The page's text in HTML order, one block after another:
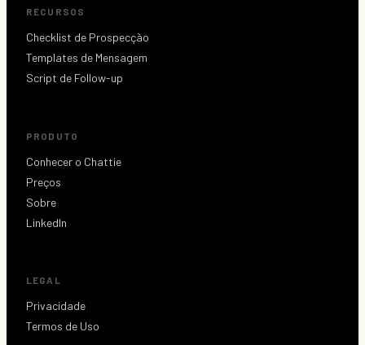
RECURSOS
Checklist de Prospecção
Templates de Mensagem
Script de Follow-up
PRODUTO
Conhecer o Chattie
Preços
Sobre
LinkedIn
LEGAL
Privacidade
Termos de Uso